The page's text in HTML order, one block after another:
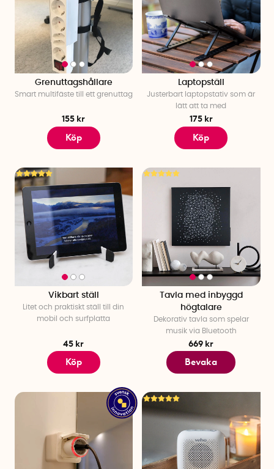
Grenuttagshållare
Smart multifäste till ett grenuttag
155 kr
Köp
Laptopställ
Justerbart laptopstativ som är
lätt att ta med
175 kr
Köp
Vikbart ställ
Litet och praktiskt ställ till din
mobil och surfplatta
45 kr
Köp
Tavla med inbyggd
högtalare
Dekorativ tavla som spelar
musik via Bluetooth
669 kr
Bevaka